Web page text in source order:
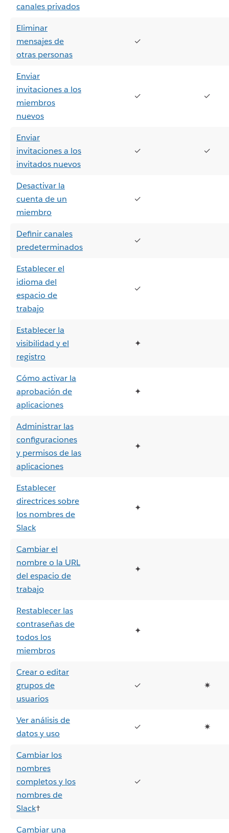
canales privados
Eliminar
mensajes de
otras personas
✓
Enviar
invitaciones a los
miembros
nuevos
✓ ✓
Enviar
invitaciones a los
invitados nuevos
✓ ✓
Desactivar la
cuenta de un
miembro
✓
Definir canales
predeterminados
✓
Establecer el
idioma del
espacio de
trabajo
✓
Establecer la
visibilidad y el
registro
✦
Cómo activar la
aprobación de
aplicaciones
✦
Administrar las
configuraciones
y permisos de las
aplicaciones
✦
Establecer
directrices sobre
los nombres de
Slack
✦
Cambiar el
nombre o la URL
del espacio de
trabajo
✦
Restablecer las
contraseñas de
todos los
miembros
✦
Crear o editar
grupos de
usuarios
✓ ✷
Ver análisis de
datos y uso
✓ ✷
Cambiar los
nombres
completos y los
nombres de
Slack†
✓
Cambiar una